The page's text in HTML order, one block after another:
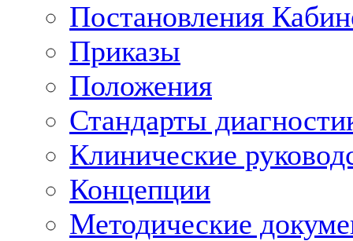
Постановления
Приказы
Положения
Стандарты
Клинические
Концепции
Методические